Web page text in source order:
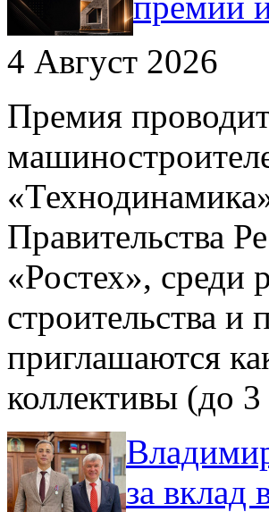
4 Август 2026
Премия
Правительства
«Ростех», среди
строительства и
приглашаются
коллективы (до
за вклад